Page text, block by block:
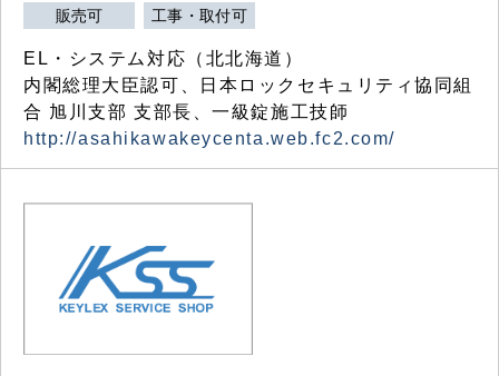
販売可 工事・取付可
EL・システム対応（北北海道）
内閣総理大臣認可、日本ロックセキュリティ協同組
合 旭川支部 支部長、一級錠施工技師
http://asahikawakeycenta.web.fc2.com/